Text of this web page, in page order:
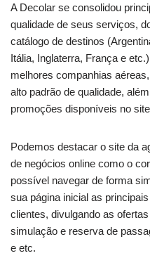
A Decolar se consolidou
qualidade de seus serviços,
catálogo de destinos
Itália, Inglaterra, França e
melhores companhias
alto padrão de qualidade,
promoções disponíveis no
Podemos destacar o site da
de negócios online como o
possível navegar de forma
sua página inicial as
clientes, divulgando as
simulação e reserva de
e etc.